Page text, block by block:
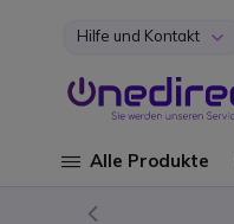
Zum Inhalt springen
Hilfe und Kontakt
Alle Produkte